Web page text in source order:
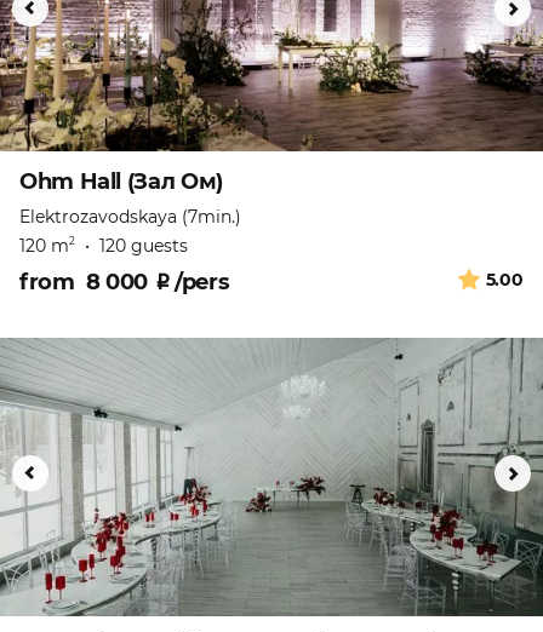
Ohm Hall (Зал Ом)
Elektrozavodskaya (7min.)
120 m2 • 120 guests
5.00
from 8 000 ₽/pers